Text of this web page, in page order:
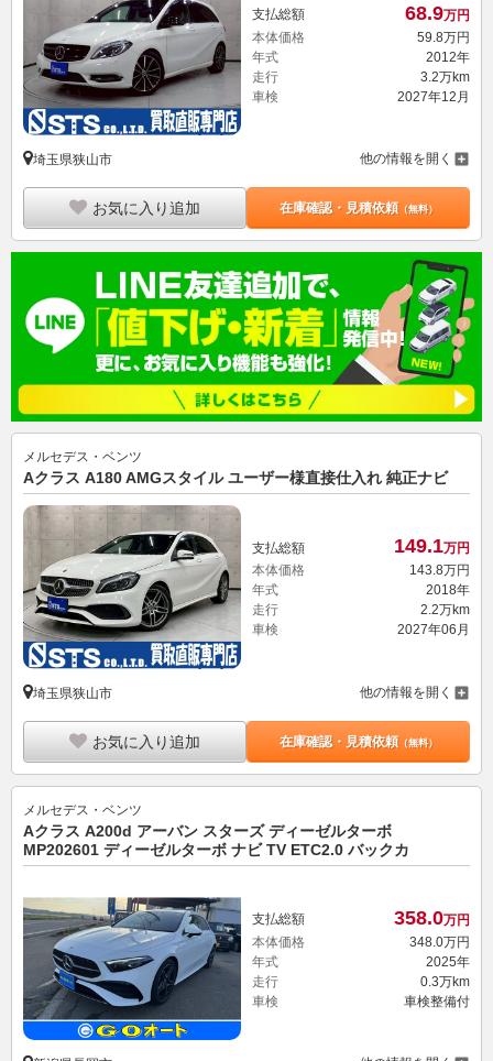
支払総額 68.9万円
本体価格
59. 8万円
年式
2012年
走行
3.2万km
車検
2027年12月
埼玉県狭山市 他の情報を開く
お気に入り追加 在庫確認・見積依頼（無料）
メルセデス・ベンツ
Aクラス A180 AMGスタイル ユーザー様直接仕入れ 純正ナビ
支払総額 149.1万円
本体価格
143.8万円
年式
2018年
走行
2.2万km
車検
2027年06月
埼玉県狭山市 他の情報を開く
お気に入り追加 在庫確認・見積依頼（無料）
メルセデス・ベンツ
Aクラス A200d アーバン スターズ ディーゼルターボ
MP202601 ディーゼルターボ ナビ TV ETC2.0 バックカ
支払総額 358.0万円
本体価格
348. 0万円
年式
2025年
走行
0.3万km
車検
車検整備付